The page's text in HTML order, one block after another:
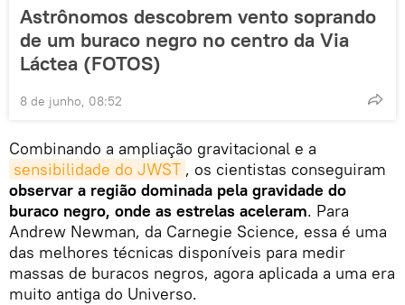
Astrônomos descobrem vento soprando
de um buraco negro no centro da Via
Láctea (FOTOS)
8 de junho, 08:52
Combinando a ampliação gravitacional e a
sensibilidade do JWST , os cientistas conseguiram
observar a região dominada pela gravidade do
buraco negro, onde as estrelas aceleram. Para
Andrew Newman, da Carnegie Science, essa é uma
das melhores técnicas disponíveis para medir
massas de buracos negros, agora aplicada a uma era
muito antiga do Universo.